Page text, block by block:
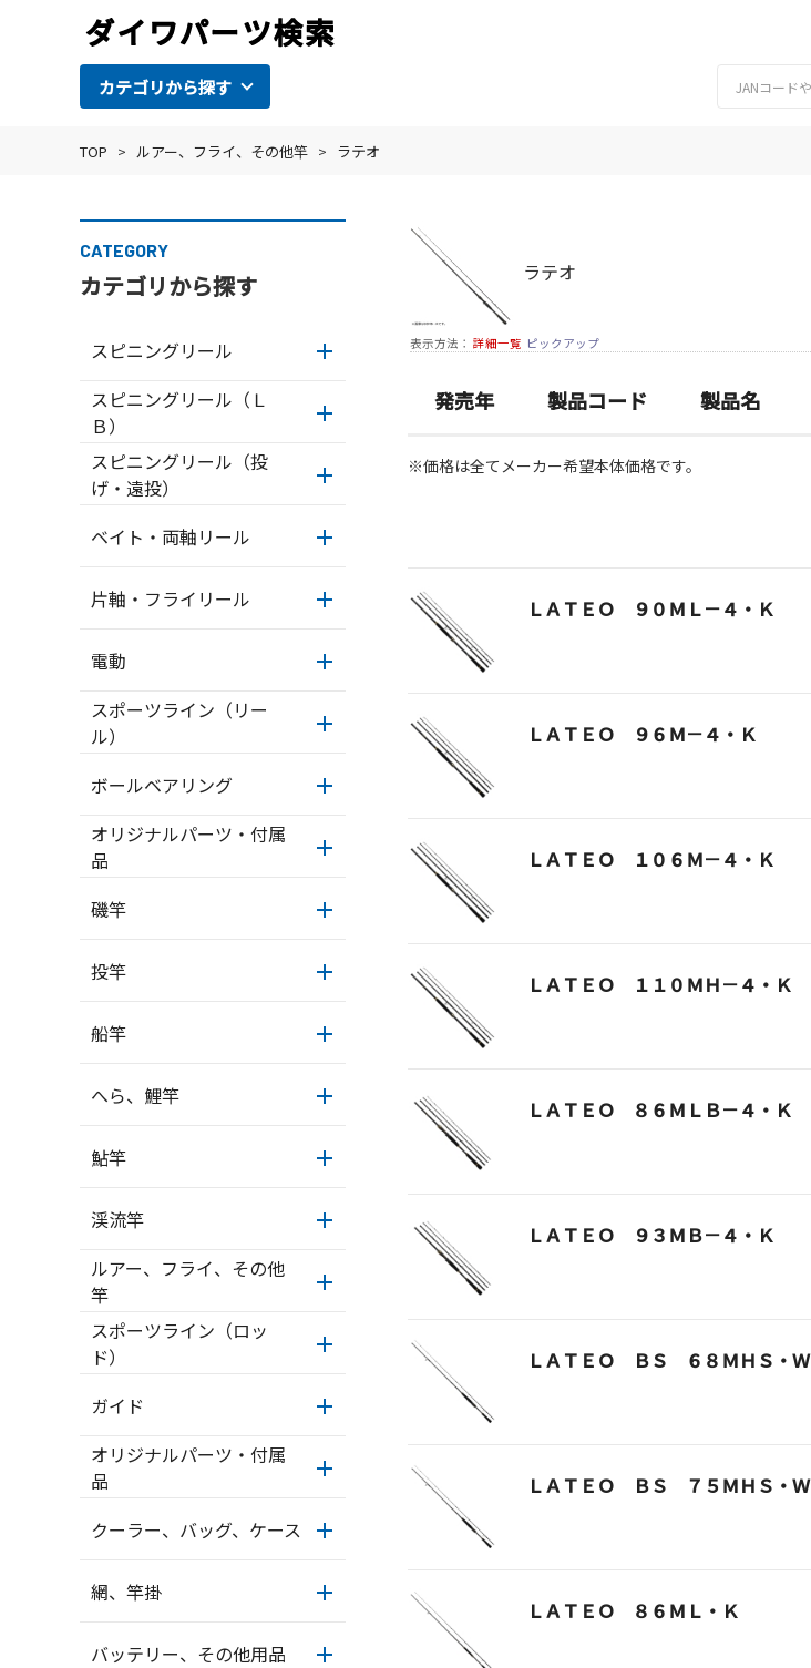
カテゴリから探す
TOP > ルアー、フライ、その他竿 > ラテオ
CATEGORY
カテゴリから探す
スピニングリール
スピニングリール（Ｌ
Ｂ）
スピニングリール（投
げ・遠投）
ベイト・両軸リール
片軸・フライリール
電動
スポーツライン（リー
ル）
ボールベアリング
オリジナルパーツ・付属
品
磯竿
投竿
船竿
へら、鯉竿
鮎竿
渓流竿
ルアー、フライ、その他
竿
スポーツライン（ロッ
ド）
ガイド
オリジナルパーツ・付属
品
クーラー、バッグ、ケース
網、竿掛
バッテリー、その他用品
ラテオ
表示方法： 詳細一覧 ピックアップ
発売年 製品コード 製品名
※価格は全てメーカー希望本体価格です。
ＬＡＴＥＯ ９０ＭＬ－４・Ｋ
ＬＡＴＥＯ ９６Ｍ－４・Ｋ
ＬＡＴＥＯ １０６Ｍ－４・Ｋ
ＬＡＴＥＯ １１０ＭＨ－４・Ｋ
ＬＡＴＥＯ ８６ＭＬＢ－４・Ｋ
ＬＡＴＥＯ ９３ＭＢ－４・Ｋ
ＬＡＴＥＯ ＢＳ ６８ＭＨＳ・Ｗ
ＬＡＴＥＯ ＢＳ ７５ＭＨＳ・Ｗ
ＬＡＴＥＯ ８６ＭＬ・Ｋ